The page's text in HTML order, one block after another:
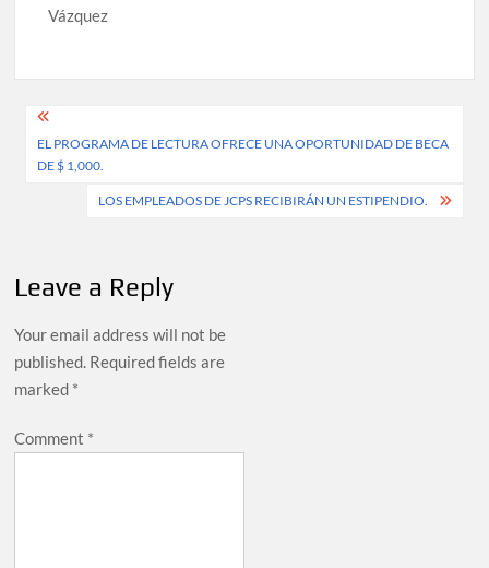
Vázquez
Post
navigation
EL PROGRAMA DE LECTURA OFRECE UNA OPORTUNIDAD DE BECA
DE $ 1,000.
LOS EMPLEADOS DE JCPS RECIBIRÁN UN ESTIPENDIO.
Leave a Reply
Your email address will not be
published. Required fields are
marked *
Comment *